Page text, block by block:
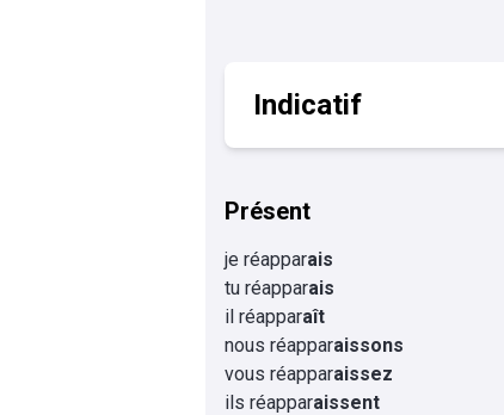
Indicatif
Présent
je réapparais
tu réapparais
il réapparaît
nous réapparaissons
vous réapparaissez
ils réapparaissent